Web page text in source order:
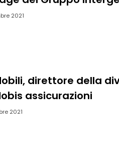
2021
direttore della
assicurazioni
2021